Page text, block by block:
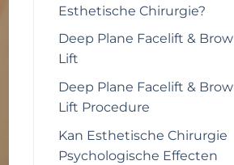
Esthetische Chirurgie?
Deep Plane Facelift & Brow
Lift
Deep Plane Facelift & Brow
Lift Procedure
Kan Esthetische Chirurgie
Psychologische Effecten